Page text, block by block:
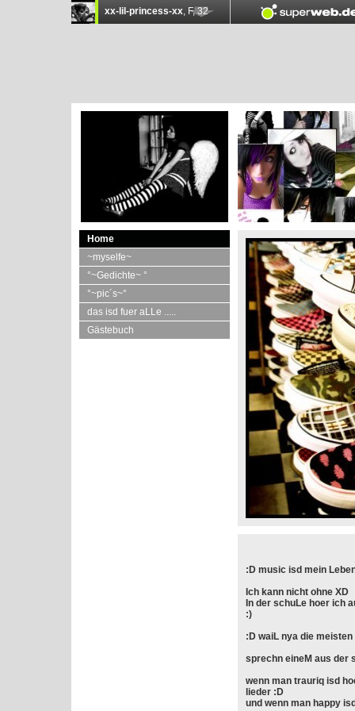
Home
~myselfe~
°~Gedichte~ °
°~pic´s~°
das isd fuer aLLe .....
Gästebuch
:D music isd mein
Ich kann nicht ohne XD
In der schuLe hoer ich
:)
:D waiL nya die meisten
sprechn eineM aus der
wenn man trauriq isd
lieder :D
und wenn man happy